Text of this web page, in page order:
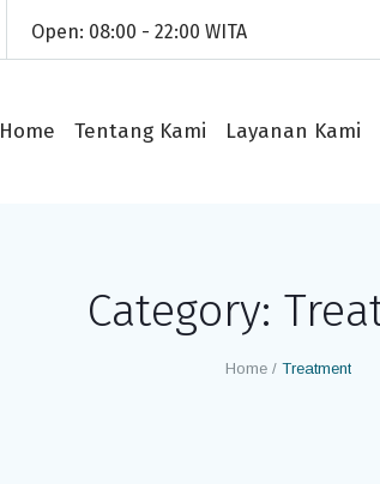
Open: 08:00 - 22:00 WITA
Home Tentang Kami Layanan Kami
Category:
Home / Treatment